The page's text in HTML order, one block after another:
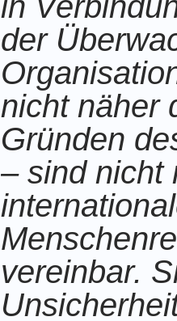
der
nicht näher
Gründen
– sind nicht
vereinbar.